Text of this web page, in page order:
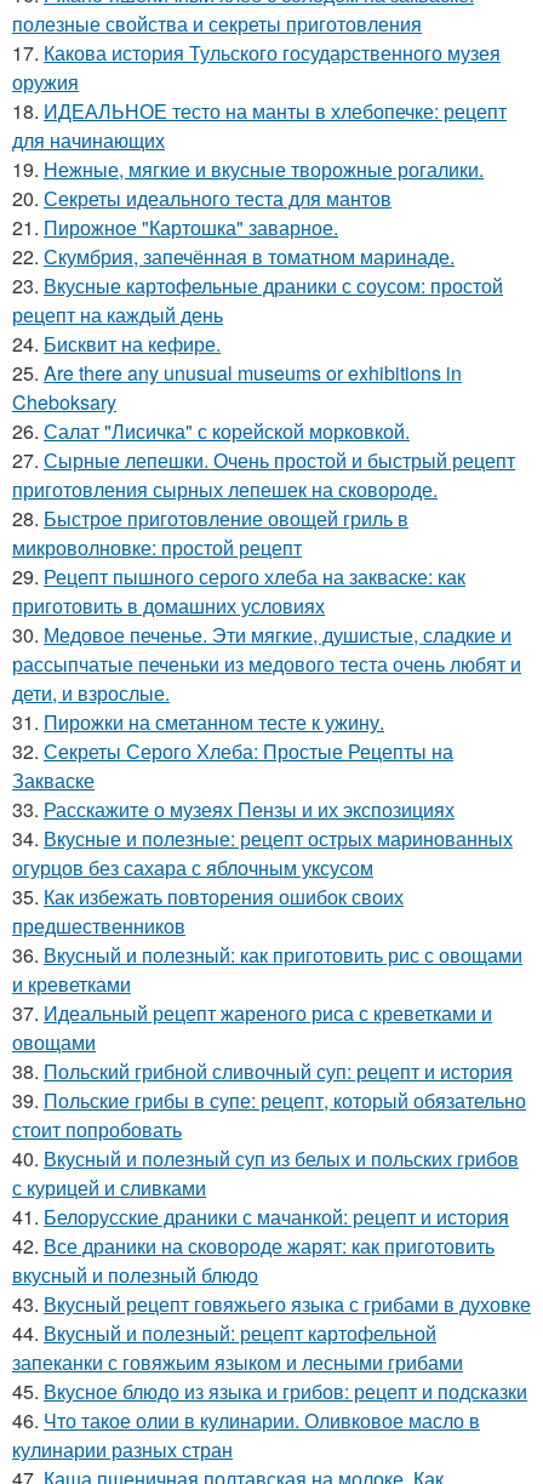
полезные свойства и секреты приготовления
17. Какова история Тульского государственного музея
оружия
18. ИДЕАЛЬНОЕ тесто на манты в хлебопечке: рецепт
для начинающих
19. Нежные, мягкие и вкусные творожные рогалики.
20. Секреты идеального теста для мантов
21. Пирожное "Картошка" заварное.
22. Скумбрия, запечённая в томатном маринаде.
23. Вкусные картофельные драники с соусом: простой
рецепт на каждый день
24. Бисквит на кефире.
25. Are there any unusual museums or exhibitions in
Cheboksary
26. Салат "Лисичка" с корейской морковкой.
27. Сырные лепешки. Очень простой и быстрый рецепт
приготовления сырных лепешек на сковороде.
28. Быстрое приготовление овощей гриль в
микроволновке: простой рецепт
29. Рецепт пышного серого хлеба на закваске: как
приготовить в домашних условиях
30. Медовое печенье. Эти мягкие, душистые, сладкие и
рассыпчатые печеньки из медового теста очень любят и
дети, и взрослые.
31. Пирожки на сметанном тесте к ужину.
32. Секреты Серого Хлеба: Простые Рецепты на
Закваске
33. Расскажите о музеях Пензы и их экспозициях
34. Вкусные и полезные: рецепт острых маринованных
огурцов без сахара с яблочным уксусом
35. Как избежать повторения ошибок своих
предшественников
36. Вкусный и полезный: как приготовить рис с овощами
и креветками
37. Идеальный рецепт жареного риса с креветками и
овощами
38. Польский грибной сливочный суп: рецепт и история
39. Польские грибы в супе: рецепт, который обязательно
стоит попробовать
40. Вкусный и полезный суп из белых и польских грибов
с курицей и сливками
41. Белорусские драники с мачанкой: рецепт и история
42. Все драники на сковороде жарят: как приготовить
вкусный и полезный блюдо
43. Вкусный рецепт говяжьего языка с грибами в духовке
44. Вкусный и полезный: рецепт картофельной
запеканки с говяжьим языком и лесными грибами
45. Вкусное блюдо из языка и грибов: рецепт и подсказки
46. Что такое олии в кулинарии. Оливковое масло в
кулинарии разных стран